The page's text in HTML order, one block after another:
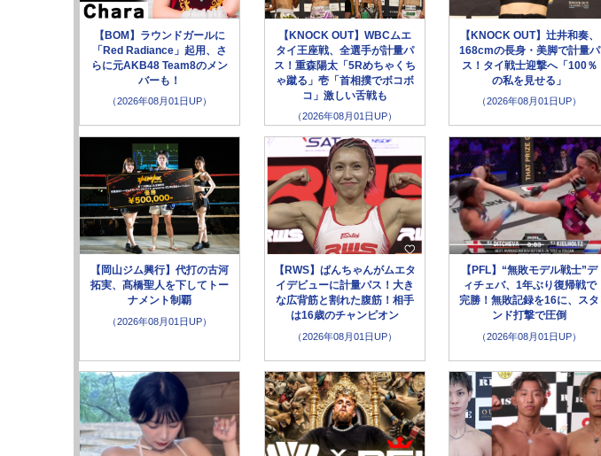
【BOM】ラウンドガールに
「Red Radiance」起用、さ
らに元AKB48 Team8のメン
バーも！
（2026年08月01日UP）
【KNOCK OUT】WBCムエ
タイ王座戦、全選手が計量パ
ス！重森陽太「5Rめちゃくち
ゃ蹴る」壱「首相撲でボコボ
コ」激しい舌戦も
（2026年08月01日UP）
【KNOCK OUT】辻井和奏、
168cmの長身・美脚で計量パ
ス！タイ戦士迎撃へ「100％
の私を見せる」
（2026年08月01日UP）
【岡山ジム興行】代打の古河
拓実、髙橋聖人を下してトー
ナメント制覇
（2026年08月01日UP）
【RWS】ぱんちゃんがムエタ
イデビューに計量パス！大き
な広背筋と割れた腹筋！相手
は16歳のチャンピオン
（2026年08月01日UP）
【PFL】“無敗モデル戦士”デ
ィチェバ、1年ぶり復帰戦で
完勝！無敗記録を16に、スタ
ンド打撃で圧倒
（2026年08月01日UP）